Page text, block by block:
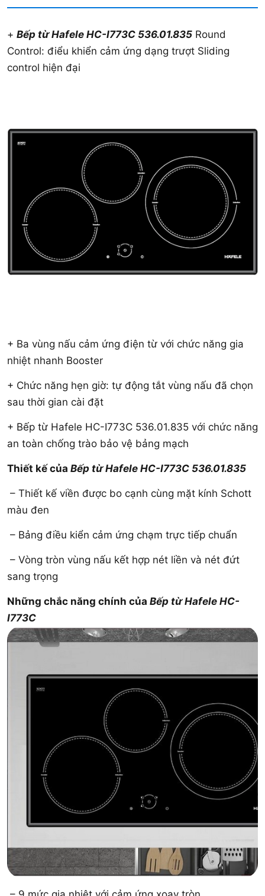
+ Bếp từ Hafele HC-I773C 536.01.835 Round
Control: điểu khiển cảm ứng dạng trượt Sliding
control hiện đại
+ Ba vùng nấu cảm ứng điện từ với chức năng gia
nhiệt nhanh Booster
+ Chức năng hẹn giờ: tự động tắt vùng nấu đã chọn
sau thời gian cài đặt
+ Bếp từ Hafele HC-I773C 536.01.835 với chức năng
an toàn chống trào bảo vệ bảng mạch
Thiết kế của Bếp từ Hafele HC-I773C 536.01.835
– Thiết kế viền được bo cạnh cùng mặt kính Schott
màu đen
– Bảng điều kiển cảm ứng chạm trực tiếp chuẩn
– Vòng tròn vùng nấu kết hợp nét liền và nét đứt
sang trọng
Những chắc năng chính của Bếp từ Hafele HC-
I773C